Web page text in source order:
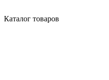
Каталог товаров